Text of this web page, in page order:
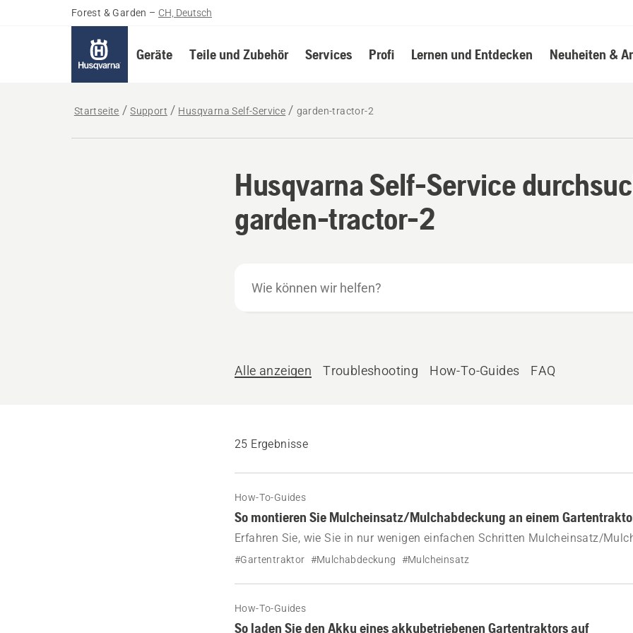
Forest & Garden – CH, Deutsch
Geräte Teile und Zubehör Services Profi Lernen und Entdecken Neuheiten &
Startseite Support Husqvarna Self-Service garden-tractor-2
Husqvarna Self-Service
garden-tractor-2
können
Alle anzeigen Troubleshooting How-To-Guides FAQ
25 Ergebnisse
How-To-Guides
So montieren Sie Mulcheinsatz/Mulchabdeckung an einem
Erfahren Sie, wie Sie in nur wenigen einfachen Schritten Mulcheinsatz/
Ihrem Husqvarna Gartentraktor montieren.
#Gartentraktor #Mulchabdeckung #Mulcheinsatz
How-To-Guides
So laden Sie den Akku eines akkubetriebenen Gartentraktors auf